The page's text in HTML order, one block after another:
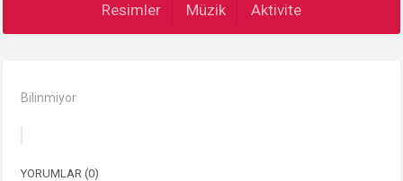
Resimler
Müzik Aktivite
Bilinmiyor
YORUMLAR (0)